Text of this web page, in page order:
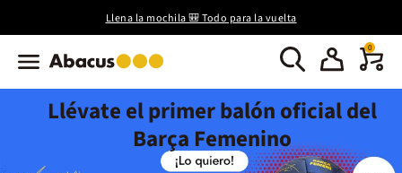
Llena la mochila 🎒 Todo para la vuelta
0
Llévate el primer balón oficial del
Barça Femenino